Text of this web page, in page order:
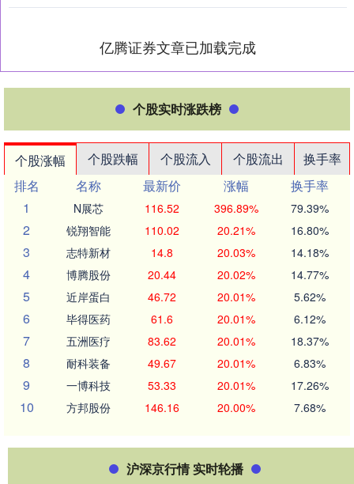
亿腾证券文章已加载完成
个股实时涨跌榜
个股涨幅 个股跌幅 个股流入 个股流出
换手率
排名
名称 最新价 涨幅
换手率
1
N展芯 116.52 396.89% 79.39%
2 锐翔智能 110.02 20.21% 16.80%
3 志特新材 14.8 20.03% 14.18%
4 博腾股份 20.44 20.02% 14.77%
5 近岸蛋白 46.72 20.01% 5.62%
6 毕得医药 61.6 20.01% 6.12%
7 五洲医疗 83.62 20.01% 18.37%
8 耐科装备 49.67 20.01% 6.83%
9 一博科技 53.33 20.01% 17.26%
10 方邦股份 146.16 20.00% 7.68%
沪深京行情 实时轮播